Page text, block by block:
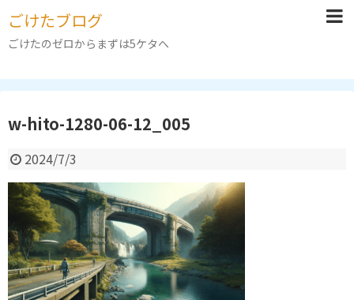
ごけたブログ
ごけたのゼロからまずは5ケタへ
w-hito-1280-06-12_005
2024/7/3